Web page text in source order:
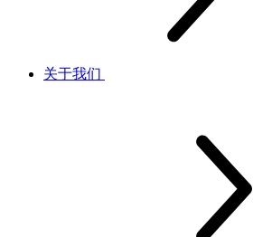
关于我们